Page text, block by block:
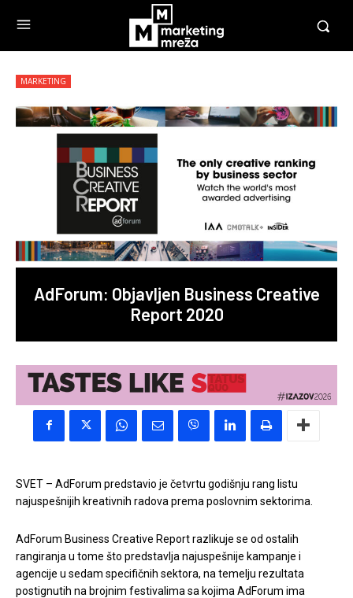
MARKETING
AdForum: Objavljen Business Creative
Report 2020
SVET – AdForum predstavio je četvrtu godišnju rang listu
najuspešnijih kreativnih radova prema poslovnim sektorima.
AdForum Business Creative Report razlikuje se od ostalih
rangiranja u tome što predstavlja najuspešnije kampanje i
agencije u sedam specifičnih sektora, na temelju rezultata
postignutih na brojnim festivalima sa kojima AdForum ima